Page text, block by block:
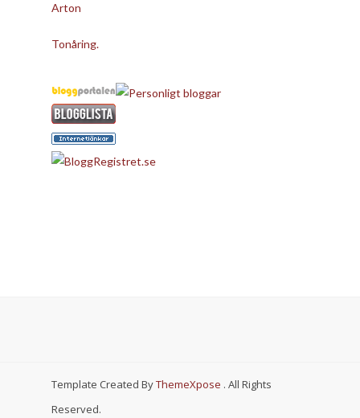
Arton
Tonåring.
Template Created ByThemeXpose . All Rights
Reserved.